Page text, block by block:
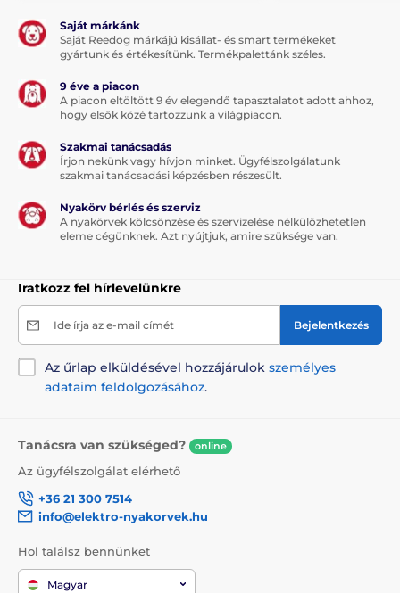
Saját márkánk
Saját Reedog márkájú kisállat- és smart termékeket
gyártunk és értékesítünk. Termékpalettánk széles.
9 éve a piacon
A piacon eltöltött 9 év elegendő tapasztalatot adott ahhoz,
hogy elsők közé tartozzunk a világpiacon.
Szakmai tanácsadás
Írjon nekünk vagy hívjon minket. Ügyfélszolgálatunk
szakmai tanácsadási képzésben részesült.
Nyakörv bérlés és szerviz
A nyakörvek kölcsönzése és szervizelése nélkülözhetetlen
eleme cégünknek. Azt nyújtjuk, amire szüksége van.
Iratkozz fel hírlevelünkre
Ide írja az e-mail címét Bejelentkezés
Az űrlap elküldésével hozzájárulok személyes
adataim feldolgozásához.
Tanácsra van szükséged? online
Az ügyfélszolgálat elérhető
+36 21 300 7514
info@elektro-nyakorvek.hu
Hol találsz bennünket
Magyar